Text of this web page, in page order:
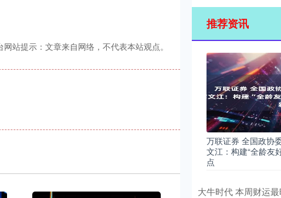
站提示：文章来自网络，不代表本站观点。
推荐资讯
万联证券 全国政协
文江：构建“全龄友
点
大牛时代 本周财运